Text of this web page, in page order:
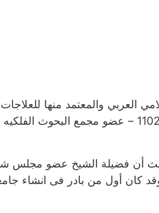
العربي والمعتمد منها
البحوث الفلكيه بماليزيا – عضو الاتحاد العالمي للفلكيين
أن فضيلة الشيخ عضو مجلس
كان أول من بادر فى انشاء